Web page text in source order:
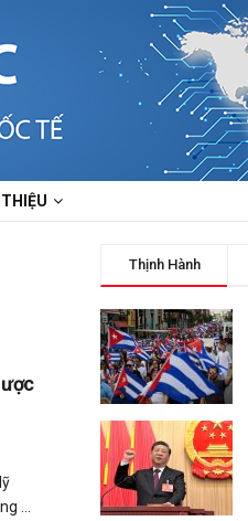
...
Thịnh Hành